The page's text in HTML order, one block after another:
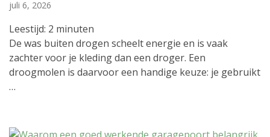
juli 6, 2026
Leestijd: 2 minuten
De was buiten drogen scheelt energie en is vaak
zachter voor je kleding dan een droger. Een
droogmolen is daarvoor een handige keuze: je gebruikt
…